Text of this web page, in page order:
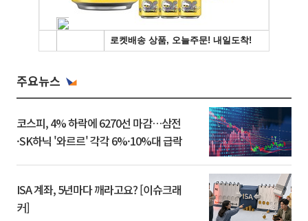
주요뉴스
코스피, 4% 하락에 6270선 마감…삼전
·SK하닉 '와르르' 각각 6%·10%대 급락
ISA 계좌, 5년마다 깨라고요? [이슈크래
커]